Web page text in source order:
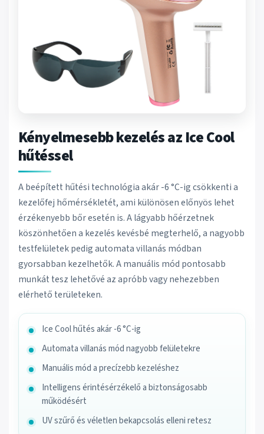
Kényelmesebb kezelés az Ice Cool
hűtéssel
A beépített hűtési technológia akár -6 °C-ig csökkenti a
kezelőfej hőmérsékletét, ami különösen előnyös lehet
érzékenyebb bőr esetén is. A lágyabb hőérzetnek
köszönhetően a kezelés kevésbé megterhelő, a nagyobb
testfelületek pedig automata villanás módban
gyorsabban kezelhetők. A manuális mód pontosabb
munkát tesz lehetővé az apróbb vagy nehezebben
elérhető területeken.
Ice Cool hűtés akár -6 °C-ig
Automata villanás mód nagyobb felületekre
Manuális mód a precízebb kezeléshez
Intelligens érintésérzékelő a biztonságosabb
működésért
UV szűrő és véletlen bekapcsolás elleni retesz